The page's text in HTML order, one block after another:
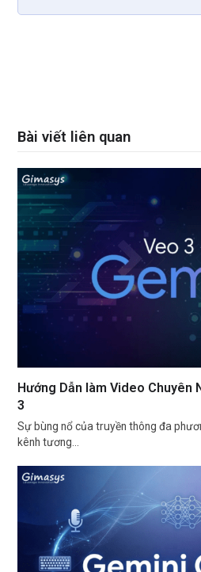
Bài viết liên quan
Hướng Dẫn làm Video Chuyên
3
Sự bùng nổ của truyền thông đa
kênh tương…